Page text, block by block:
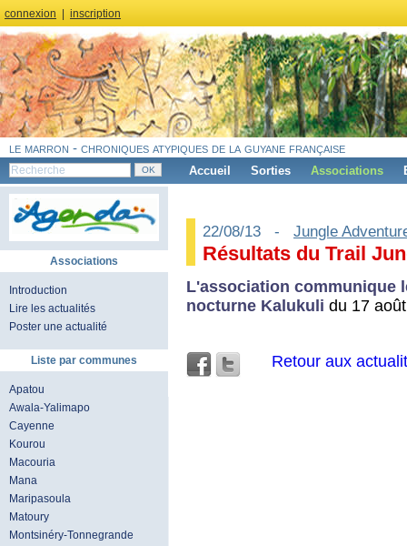
connexion inscription
le marron - chroniques atypiques de la guyane française
Accueil Sorties Associations
Associations
Introduction
Lire les actualités
Poster une actualité
Liste par communes
Apatou
Awala-Yalimapo
Cayenne
Kourou
Macouria
Mana
Maripasoula
Matoury
Montsinéry-Tonnegrande
22/08/13 - Jungle
Résultats du Trail
L'association communique
nocturne Kalukuli du 17
Retour aux